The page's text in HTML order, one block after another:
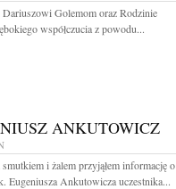
Dariuszowi Golemom oraz Rodzinie
współczucia z powodu...
ANKUTOWICZ
i żalem przyjąłem informację o
Eugeniusza Ankutowicza uczestnika...